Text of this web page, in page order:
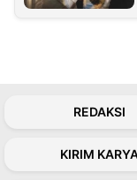
REDAKSI
KIRIM